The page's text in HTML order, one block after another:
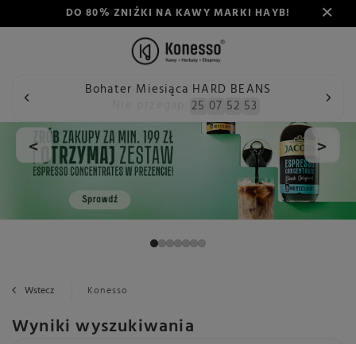
DO 80% ZNIŻKI NA KAWY MARKI HAYB!
Bohater Miesiąca HARD BEANS
25 07 52 53
< >
Wstecz Konesso
Wyniki wyszukiwania